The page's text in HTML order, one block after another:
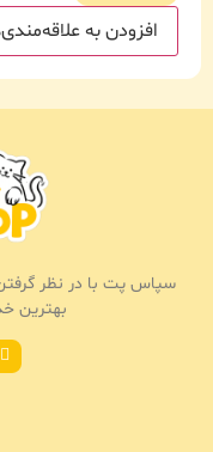
افزودن به
سپاس پت با در نظر
بهترین